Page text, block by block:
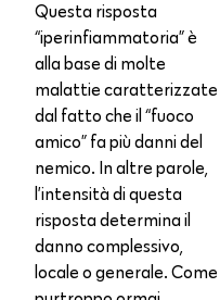
Questa risposta
“iperinfiammatoria” è
alla base di molte
malattie caratterizzate
dal fatto che il “fuoco
amico” fa più danni del
nemico. In altre parole,
l’intensità di questa
risposta determina il
danno complessivo,
locale o generale. Come